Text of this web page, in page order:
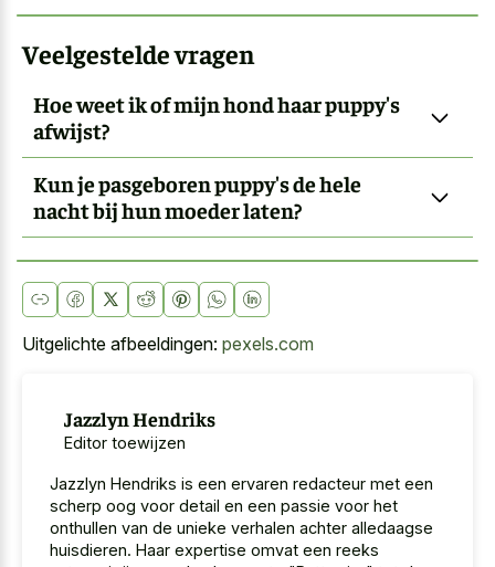
Veelgestelde vragen
Hoe weet ik of mijn hond haar puppy's
afwijst?
Kun je pasgeboren puppy's de hele
nacht bij hun moeder laten?
Uitgelichte afbeeldingen: pexels.com
Jazzlyn Hendriks
Editor toewijzen
Jazzlyn Hendriks is een ervaren redacteur met een
scherp oog voor detail en een passie voor het
onthullen van de unieke verhalen achter alledaagse
huisdieren. Haar expertise omvat een reeks